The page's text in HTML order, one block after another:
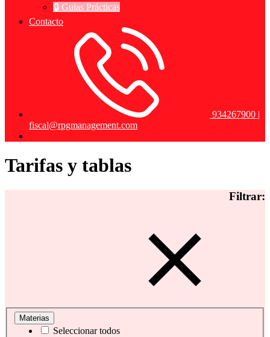
🔒 Guias Prácticas
Contacto
934267900 |
fiscal@rpgmanagement.com
Tarifas y tablas
Filtrar:
Materias
Seleccionar todos